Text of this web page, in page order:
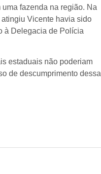
fazenda na região. Na
Vicente havia sido
à Delegacia de Polícia
estaduais não poderiam
de descumprimento dessa